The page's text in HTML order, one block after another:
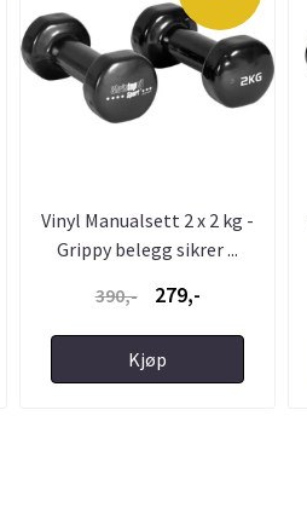
Vinyl Manualsett 2 x 2 kg -
Grippy belegg sikrer ...
390,-
279,-
Kjøp